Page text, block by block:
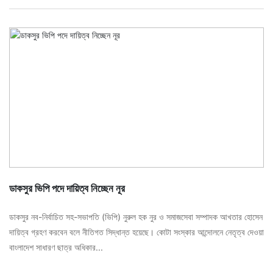
ডাকসুর ভিপি পদে দায়িত্ব নিচ্ছেন নূর
ডাকসুর নব-নির্বাচিত সহ-সভাপতি (ভিপি) নুরুল হক নুর ও সমাজসেবা সম্পাদক আখতার হোসেন
দায়িত্ব গ্রহণ করবেন বলে নীতিগত সিদ্ধান্ত হয়েছে। কোটা সংস্কার আন্দোলনে নেতৃত্ব দেওয়া
বাংলাদেশ সাধারণ ছাত্র অধিকার...